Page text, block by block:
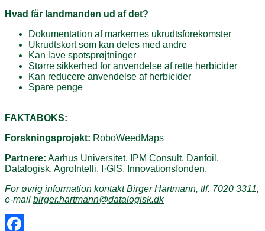
Hvad får landmanden ud af det?
Dokumentation af markernes ukrudtsforekomster
Ukrudtskort som kan deles med andre
Kan lave spotsprøjtninger
Større sikkerhed for anvendelse af rette herbicider
Kan reducere anvendelse af herbicider
Spare penge
FAKTABOKS:
Forskningsprojekt: RoboWeedMaps
Partnere: Aarhus Universitet, IPM Consult, Danfoil,
Datalogisk, AgroIntelli, I·GIS, Innovationsfonden.
For øvrig information kontakt Birger Hartmann, tlf. 7020 3311,
e-mail birger.hartmann@datalogisk.dk